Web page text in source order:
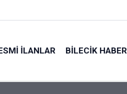
İLANLAR BILECIK HABER